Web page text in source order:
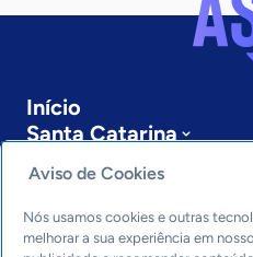
Início
Santa Catarina
Sobre a ASN
Últimas notícias
Entre em contato
Editorias
Aviso de Cookies
Nós usamos cookies e outras
melhorar a sua experiência em